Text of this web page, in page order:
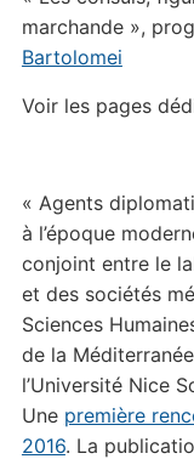
marchande »,
Bartolomei
Voir les pages
« Agents
à l’époque
conjoint entre le
et des sociétés
Sciences
de la
l’Université Nice
Une première
2016. La